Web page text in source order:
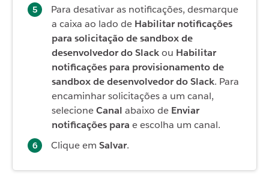
Para desativar as notificações, desmarque
a caixa ao lado de Habilitar notificações
para solicitação de sandbox de
desenvolvedor do Slackou Habilitar
notificações para provisionamento de
sandbox de desenvolvedor do Slack. Para
encaminhar solicitações a um canal,
selecioneCanal abaixo de Enviar
notificações para e escolha um canal.
Clique em Salvar.